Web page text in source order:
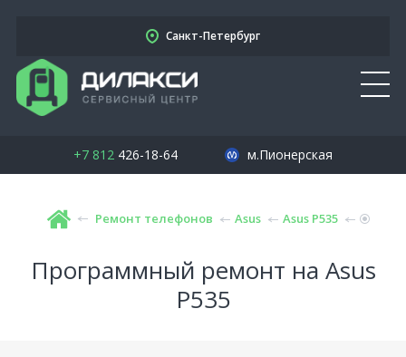
Санкт-Петербург
+7 812426-18-64 м.Пионерская
Ремонт телефонов Asus Asus P535
Программный ремонт на Asus
P535